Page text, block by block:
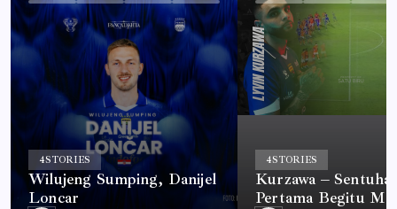
4STORIES
Wilujeng Sumping, Danijel
Loncar
4STORIES
Kurzawa –
Pertama Begitu